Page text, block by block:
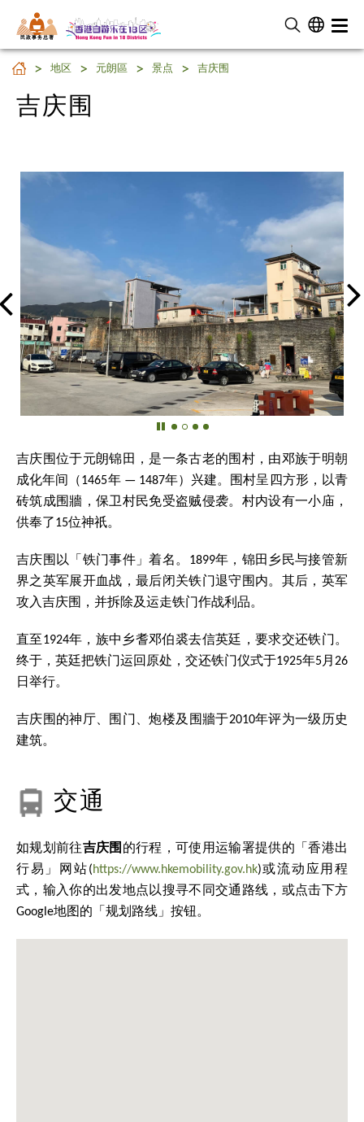
民 政 事 务 总 署
吉庆围
地区 元朗區 景点 吉庆围
吉庆围
吉庆围位于元朗锦田，是一条古老的围村，由邓族于明朝
成化年间（1465年 — 1487年）兴建。围村呈四方形，以青
砖筑成围牆，保卫村民免受盗贼侵袭。村内设有一小庙，
供奉了15位神祇。
吉庆围以「铁门事件」着名。1899年，锦田乡民与接管新
界之英军展开血战，最后闭关铁门退守围内。其后，英军
攻入吉庆围，并拆除及运走铁门作战利品。
直至1924年，族中乡耆邓伯裘去信英廷，要求交还铁门。
终于，英廷把铁门运回原处，交还铁门仪式于1925年5月26
日举行。
吉庆围的神厅、围门、炮楼及围牆于2010年评为一级历史
建筑。
交通
如规划前往吉庆围 的行程，可使用运输署提供的「香港出
行易」网站(https://www.hkemobility.gov.hk)或流动应用程
式，输入你的出发地点以搜寻不同交通路线，或点击下方
Google地图的「规划路线」按钮。